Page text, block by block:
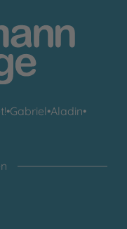
•Gabriel•Aladin•